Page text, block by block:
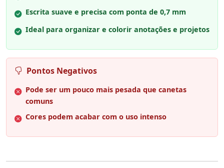
Escrita suave e precisa com ponta de 0,7 mm
Ideal para organizar e colorir anotações e projetos
Pontos Negativos
Pode ser um pouco mais pesada que canetas
comuns
Cores podem acabar com o uso intenso